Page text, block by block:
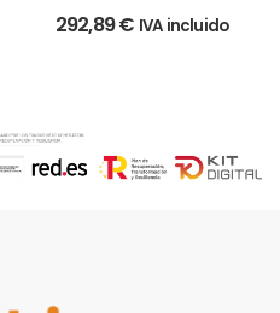
MARCHA
292,89€ IVA incluido